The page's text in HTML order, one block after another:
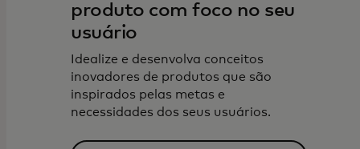
produto com foco no seu
usuário
Idealize e desenvolva conceitos
inovadores de produtos que são
inspirados pelas metas e
necessidades dos seus usuários.